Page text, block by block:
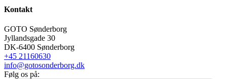
Kontakt
GOTO Sønderborg
Jyllandsgade 30
DK-6400 Sønderborg
+45 21160630
info@gotosonderborg.dk
Følg os på: